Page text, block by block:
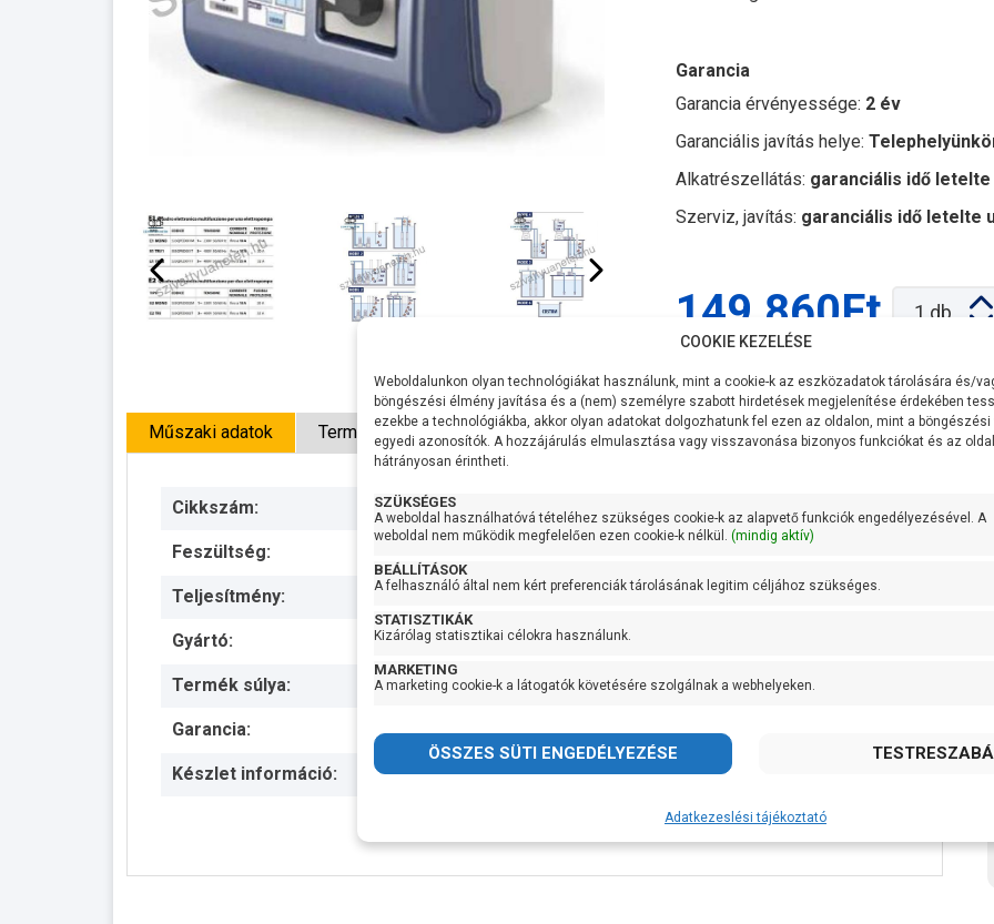
Garancia
Garancia érvényessége: 2 év
Garanciális javítás helye:
Alkatrészellátás: garanciális idő letelte
Szerviz, javítás: garanciális idő letelte
149.860Ft 1 db
Műszaki adatok Termék leírás PDF Összehasonlítás
Cikkszám: CK-2233
Feszültség:
Teljesítmény: Max 16A
Gyártó: Pedrollo
Termék súlya: 1.5 kg
Garancia: 2 év
Készlet információ: RAKTÁRON!
COOKIE KEZELÉSE
Weboldalunkon olyan technológiákat használunk, mint a cookie-k az eszközadatok tárolására és/
böngészési élmény javítása és a (nem) személyre szabott hirdetések megjelenítése érdekében
ezekbe a technológiákba, akkor olyan adatokat dolgozhatunk fel ezen az oldalon, mint a
egyedi azonosítók. A hozzájárulás elmulasztása vagy visszavonása bizonyos funkciókat és az
hátrányosan érintheti.
SZÜKSÉGES
A weboldal használhatóvá tételéhez szükséges cookie-k az alapvető funkciók engedélyezésével. A
weboldal nem működik megfelelően ezen cookie-k nélkül. (mindig aktív)
BEÁLLÍTÁSOK
A felhasználó által nem kért preferenciák tárolásának legitim céljához szükséges.
STATISZTIKÁK
Kizárólag statisztikai célokra használunk.
MARKETING
A marketing cookie-k a látogatók követésére szolgálnak a webhelyeken.
Adatkezeslési tájékoztató